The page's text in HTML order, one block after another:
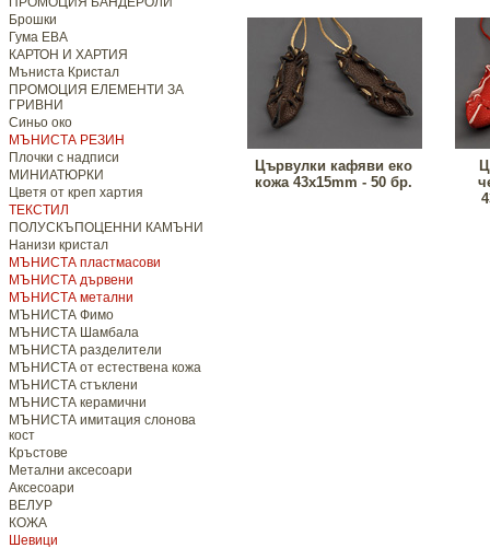
Брошки
Гума ЕВА
КАРТОН И ХАРТИЯ
Мъниста Кристал
ПРОМОЦИЯ ЕЛЕМЕНТИ ЗА
ГРИВНИ
Синьо око
МЪНИСТА РЕЗИН
Плочки с надписи
МИНИАТЮРКИ
Цветя от креп хартия
ТЕКСТИЛ
ПОЛУСКЪПОЦЕННИ КАМЪНИ
Нанизи кристал
МЪНИСТА пластмасови
МЪНИСТА дървени
МЪНИСТА метални
МЪНИСТА Фимо
МЪНИСТА Шамбала
МЪНИСТА разделители
МЪНИСТА от естествена кожа
МЪНИСТА стъклени
МЪНИСТА керамични
МЪНИСТА имитация слонова
кост
Кръстове
Метални аксесоари
Аксесоари
ВЕЛУР
КОЖА
Шевици
Цървулки кафяви еко
кожа 43x15mm - 50 бр.